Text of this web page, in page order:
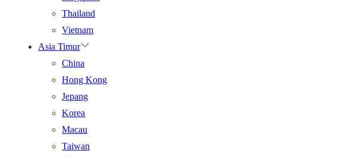
Thailand
Vietnam
Asia Timur
China
Hong Kong
Jepang
Korea
Macau
Taiwan